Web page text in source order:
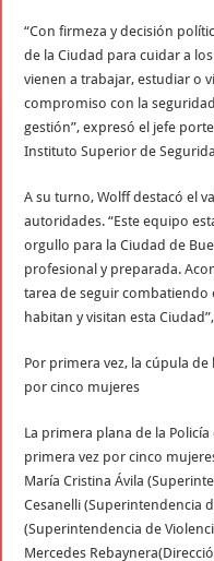
“Con firmeza y decisión
de la Ciudad para cuidar a
vienen a trabajar, estudiar o
compromiso con la
gestión”, expresó el jefe
Instituto Superior de
A su turno, Wolff destacó el
autoridades. “Este equipo
orgullo para la Ciudad de
profesional y preparada.
tarea de seguir
habitan y visitan esta
Por primera vez, la cúpula
por cinco mujeres
La primera plana de la
primera vez por cinco
María Cristina Ávila
Cesanelli (Superintendencia
(Superintendencia de
Mercedes